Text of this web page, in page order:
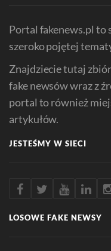
Portal fakenews.pl to
szeroko pojętej
Znajdziecie tutaj
fake newsów wraz z
portal to również
artykułów.
JESTEŚMY W SIECI
LOSOWE FAKE NEWSY